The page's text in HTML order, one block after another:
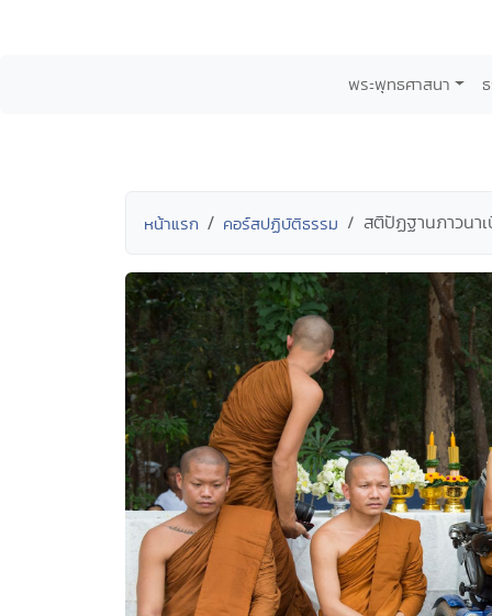
พระพุทธศาสนา
หน้าแรก คอร์สปฏิบัติธรรม สติปัฏฐานภาวนา